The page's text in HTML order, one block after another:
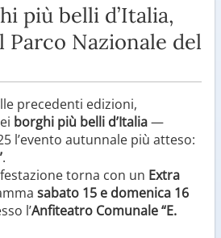
più belli d’Italia,
Parco Nazionale del
precedenti edizioni,
borghi più belli d’Italia—
l’evento autunnale più atteso:
.
torna con un Extra
sabato 15 e domenica 16
l’Anfiteatro Comunale “E.